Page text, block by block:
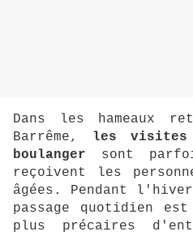
Dans les hameaux
Barrême, les visites
boulanger sont
reçoivent les
âgées. Pendant
passage quotidien
plus précaires